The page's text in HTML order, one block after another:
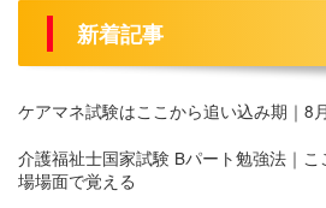
新着記事
ケアマネ試験はここから追い込み期｜8
介護福祉士国家試験 Bパート勉強法｜
場場面で覚える